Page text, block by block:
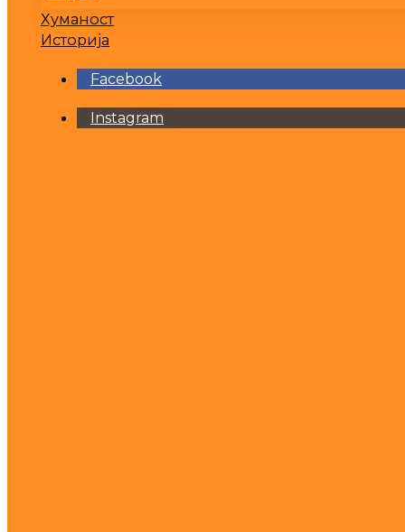
Хуманост
Историја
Facebook
Instagram